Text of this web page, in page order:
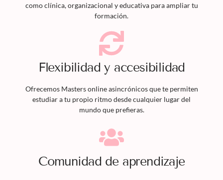
como clínica, organizacional y educativa para ampliar tu
formación.
Flexibilidad y accesibilidad
Ofrecemos Mastersonline asincrónicos que te permiten
estudiar a tu propio ritmo desde cualquier lugar del
mundo que prefieras.
Comunidad de aprendizaje